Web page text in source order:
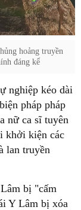
hoảng truyền
đáng kể
nghiệp kéo dài
pháp pháp
nữ ca sĩ tuyên
khởi kiện các
lan truyền
bị "cấm
Y Lâm bị xóa